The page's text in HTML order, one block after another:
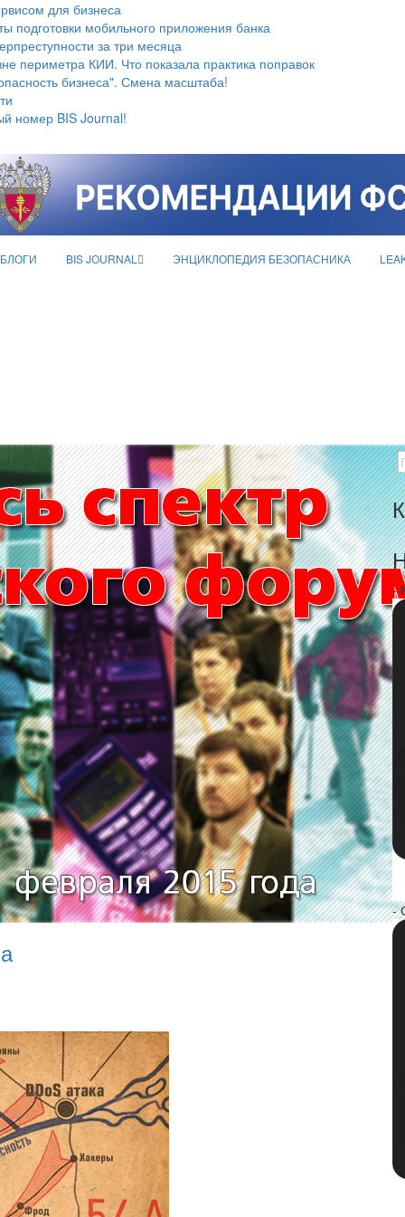
для бизнеса
подготовки мобильного приложения банка
за три месяца
периметра КИИ. Что показала практика поправок
бизнеса". Смена масштаба!
номер BIS Journal!
БЛОГИ BIS JOURNAL ЭНЦИКЛОПЕДИЯ БЕЗОПАСНИКА
-
-